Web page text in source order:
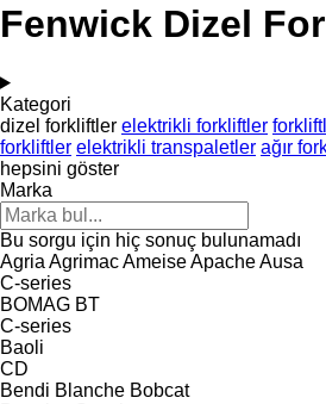
Fenwick Dizel
Kategori
dizel forkliftler elektrikli forkliftler
forkliftler elektrikli transpaletler ağır
hepsini göster
Marka
Bu sorgu için hiç sonuç bulunamadı
Agria AgrimacAmeiseApacheAusa
C-series
BOMAG BT
C-series
Baoli
CD
Bendi Blanche Bobcat